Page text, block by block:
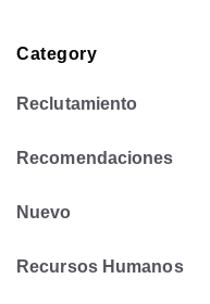
Category
Reclutamiento
Recomendaciones
Nuevo
Recursos Humanos